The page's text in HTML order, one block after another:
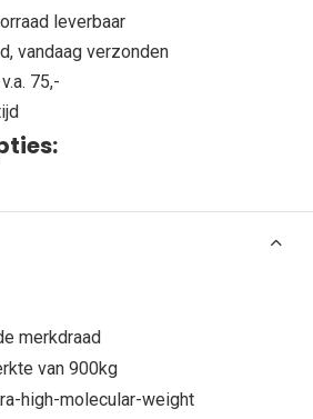
leverbaar
vandaag verzonden
75,-
merkdraad
van 900kg
high-molecular-weight